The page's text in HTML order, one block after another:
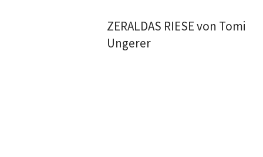
ZERALDAS RIESE von Tomi
Ungerer